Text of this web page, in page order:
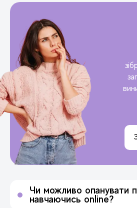
Чи можливо опанувати
навчаючись online?